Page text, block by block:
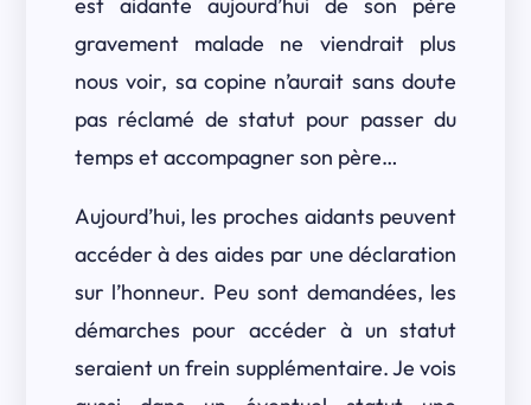
gravement malade ne viendrait plus
nous voir, sa copine n’aurait sans doute
pas réclamé de statut pour passer du
temps et accompagner son père…
Aujourd’hui, les proches aidants peuvent
accéder à des aides par une déclaration
sur l’honneur. Peu sont demandées, les
démarches pour accéder à un statut
seraient un frein supplémentaire. Je vois